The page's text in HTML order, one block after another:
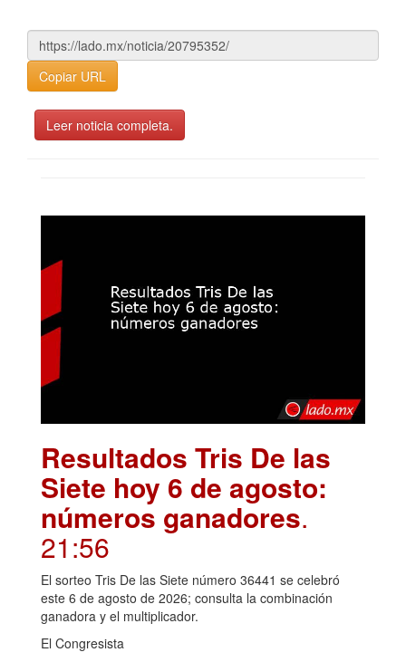
Copiar URL
Leer noticia completa.
Resultados Tris De las
Siete hoy 6 de agosto:
números ganadores.
21:56
El sorteo Tris De las Siete número 36441 se celebró
este 6 de agosto de 2026; consulta la combinación
ganadora y el multiplicador.
El Congresista